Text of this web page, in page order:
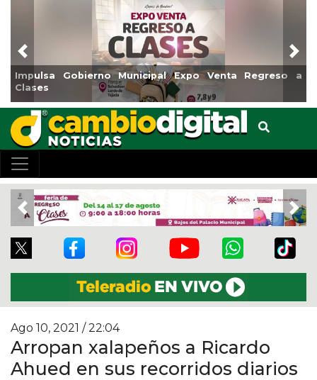
Impulsa Gobierno Municipal Expo Venta Regreso a
Clases
Previous
Previous
Ago 10, 2021 / 22:04
Arropan xalapeños a Ricardo
Ahued en sus recorridos diarios